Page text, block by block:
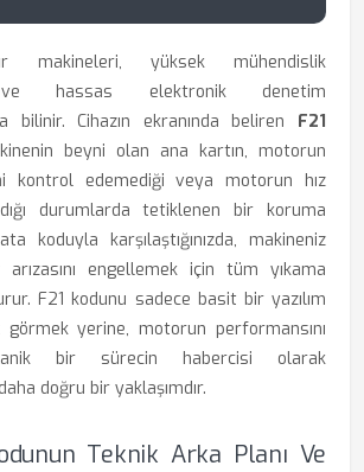
makineleri, yüksek mühendislik
ve hassas elektronik denetim
bilinir. Cihazın ekranında beliren F21
beyni olan ana kartın, motorun
kontrol edemediği veya motorun hız
durumlarda tetiklenen bir koruma
koduyla karşılaştığınızda, makineniz
engellemek için tüm yıkama
F21 kodunu sadece basit bir yazılım
görmek yerine, motorun performansını
bir sürecin habercisi olarak
doğru bir yaklaşımdır.
Teknik Arka Planı Ve